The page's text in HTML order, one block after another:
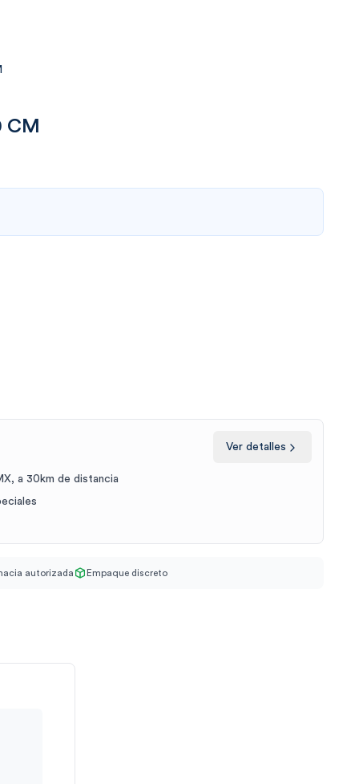
CM
Ver detalles
a 30km de distancia
autorizada Empaque discreto